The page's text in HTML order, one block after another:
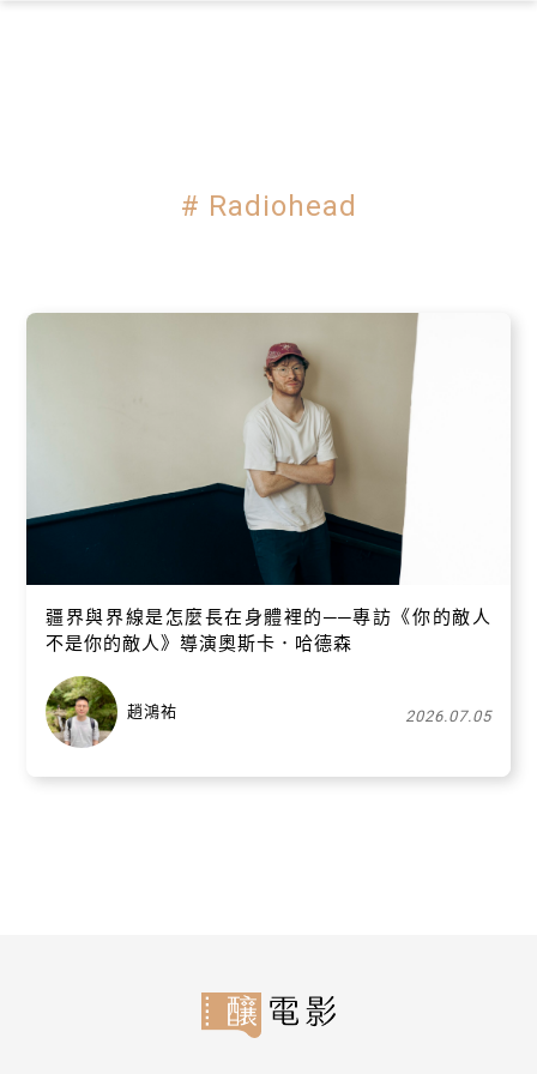
# Radiohead
疆界與界線是怎麼長在身體裡的──專訪《你的敵人
不是你的敵人》導演奧斯卡．哈德森
趙鴻祐 2026.07.05